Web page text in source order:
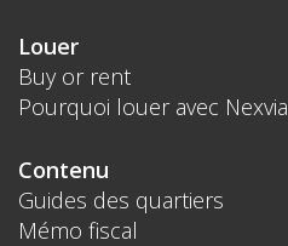
Louer
Buy or rent
Pourquoi louer avec Nexvia
Contenu
Guides des quartiers
Mémo fiscal